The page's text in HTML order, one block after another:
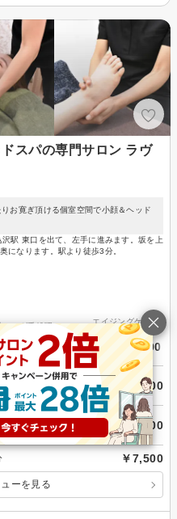
スパの専門サロン ラヴ
お寛ぎ頂ける個室空間で小顔＆ヘッド
駅 東口を出て、左手に進みます。坂を上
になります。駅より徒歩3分。
・ムダ毛処理
-
エイジングケア・リ
プ
￥7,500～
パ＋小顔リンパマッ
￥6,600
イス小顔矯正＋ヘッド
￥7,500
￥7,500
ーを見る